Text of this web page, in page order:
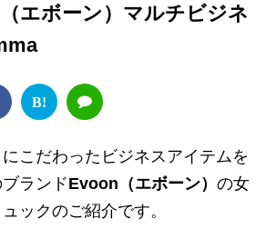
（エボーン）マルチビジネ
B!
こだわったビジネスアイテムを
ランドEvoon（エボーン） の女
ックのご紹介です。